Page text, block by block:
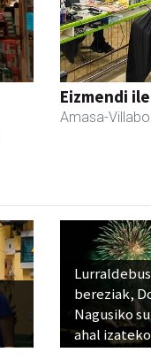
Eizmendi
Amasa-
bereziak,
Nagusiko
ahal izateko